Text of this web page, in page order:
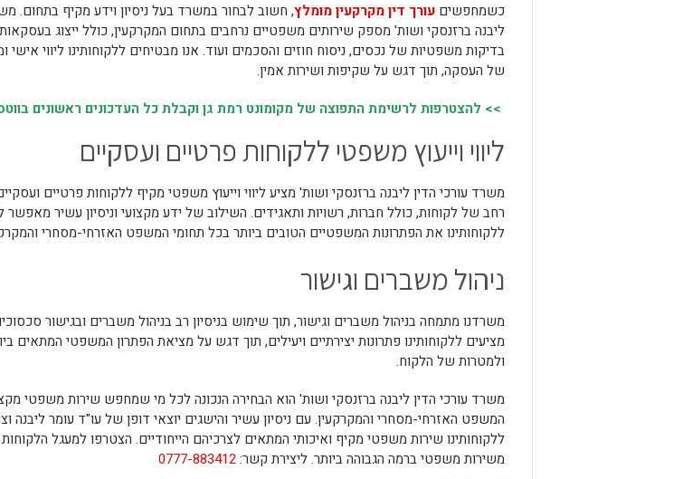
כשמחפשיםעורך דין מקרקעין מומלץ, חשוב לבחור במשרד בעל ניסיון וידע מקיף בתחום.
ליבנה ברזנסקי ושות' מספק שירותים משפטיים נרחבים בתחום המקרקעין, כולל ייצוג
בדיקות משפטיות של נכסים, ניסוח חוזים והסכמים ועוד. אנו מבטיחים ללקוחותינו ליווי אישי
של העסקה, תוך דגש על שקיפות ושירות אמין.
>> להצטרפות לרשימת התפוצה של מקומונט רמת גן וקבלת כל העדכונים ראשונים
ליווי וייעוץ משפטי ללקוחות פרטיים ועסקיים
משרד עורכי הדין ליבנה ברזנסקי ושות' מציע ליווי וייעוץ משפטי מקיף ללקוחות פרטיים
רחב של לקוחות, כולל חברות, רשויות ותאגידים. השילוב של ידע מקצועי וניסיון עשיר מאפשר
ללקוחותינו את הפתרונות המשפטיים הטובים ביותר בכל תחומי המשפט האזרחי-מסחרי
ניהול משברים וגישור
משרדנו מתמחה בניהול משברים וגישור, תוך שימוש בניסיון רב בניהול משברים ובגישור
מציעים ללקוחותינו פתרונות יצירתיים ויעילים, תוך דגש על מציאת הפתרון המשפטי המתאים
ולמטרות של הלקוח.
משרד עורכי הדין ליבנה ברזנסקי ושות' הוא הבחירה הנכונה לכל מי שמחפש שירות משפטי
המשפט האזרחי-מסחרי והמקרקעין. עם ניסיון עשיר והישגים יוצאי דופן של עו"ד עומר ליבנה
ללקוחותינו שירות משפטי מקיף ואיכותי המתאים לצרכיהם הייחודיים. הצטרפו למעגל הלקוחות
משירות משפטי ברמה הגבוהה ביותר. ליצירת קשר:0777-883412